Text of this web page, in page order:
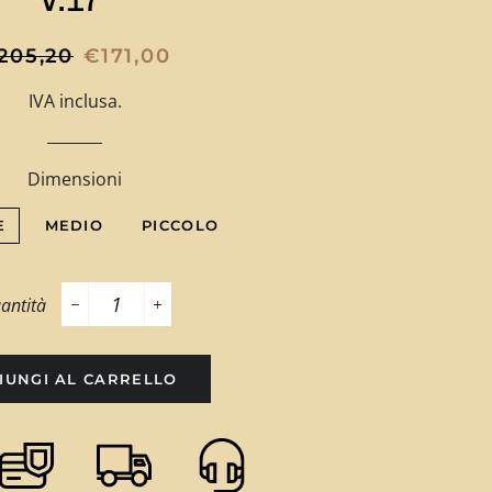
Prezzo
€171,00
IVA inclusa.
Dimensioni
MEDIO PICCOLO
−
+
AL CARRELLO